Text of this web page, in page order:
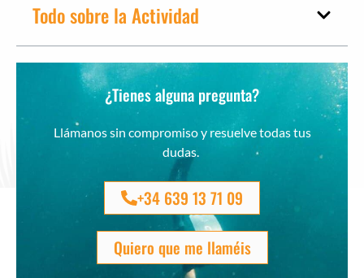
Todo sobre la Actividad
¿Tienes alguna pregunta?
Llámanos sin compromiso y resuelve todas tus
dudas.
+34 639 13 71 09
Quiero que me llaméis